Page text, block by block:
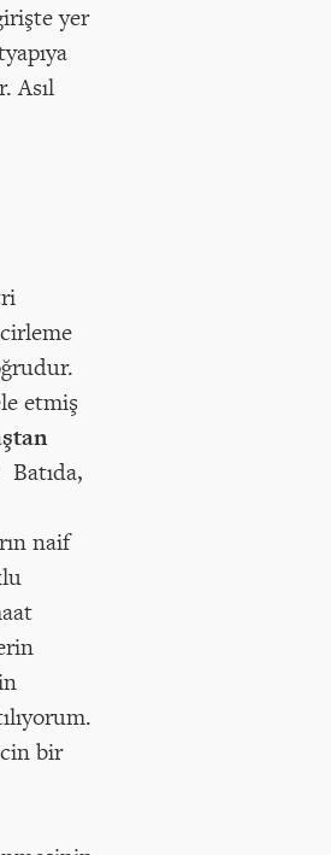
yer
Asıl
etmiş
Batıda,
naif
bir